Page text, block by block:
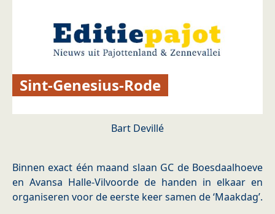
Sint-Genesius-Rode
Bart Devillé
Binnen exact één maand slaan GC de Boesdaalhoeve
en Avansa Halle-Vilvoorde de handen in elkaar en
organiseren voor de eerste keer samen de ‘Maakdag’.